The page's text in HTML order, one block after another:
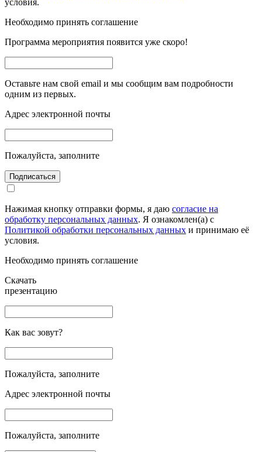
условия.
Необходимо принять соглашение
Программа мероприятия появится уже скоро!
Оставьте нам свой email и мы сообщим вам подробности
одним из первых.
Адрес электронной почты
Пожалуйста, заполните
Подписаться
Нажимая кнопку отправки формы, я даю согласие на
обработку персональных данных. Я ознакомлен(а) с
Политикой обработки персональных данных и принимаю её
условия.
Необходимо принять соглашение
Скачать
презентацию
Как вас зовут?
Пожалуйста, заполните
Адрес электронной почты
Пожалуйста, заполните